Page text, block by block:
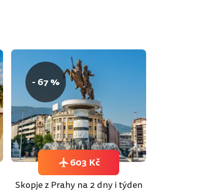
- 67 %
Skopje z Prahy na 2 dny i týden
603 Kč